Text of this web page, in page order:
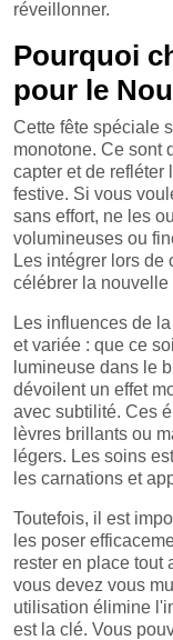
réveillonner.
Pourquoi
pour le
Cette fête spéciale
monotone. Ce sont
capter et de refléter
festive. Si vous
sans effort, ne les
volumineuses ou
Les intégrer lors de
célébrer la
Les influences de
et variée : que ce
lumineuse dans le
dévoilent un effet
avec subtilité. Ces
lèvres brillants ou
légers. Les soins
les carnations et
Toutefois, il est
les poser
rester en place tout
vous devez vous
utilisation élimine
est la clé. Vous